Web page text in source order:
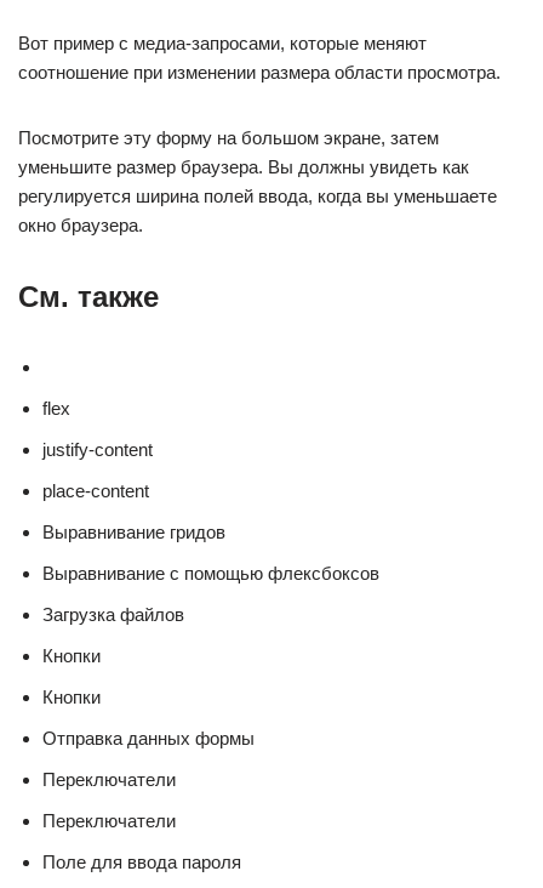
Вот пример с медиа-запросами, которые меняют
соотношение при изменении размера области просмотра.
Посмотрите эту форму на большом экране, затем
уменьшите размер браузера. Вы должны увидеть как
регулируется ширина полей ввода, когда вы уменьшаете
окно браузера.
См. также
flex
justify-content
place-content
Выравнивание гридов
Выравнивание с помощью флексбоксов
Загрузка файлов
Кнопки
Кнопки
Отправка данных формы
Переключатели
Переключатели
Поле для ввода пароля